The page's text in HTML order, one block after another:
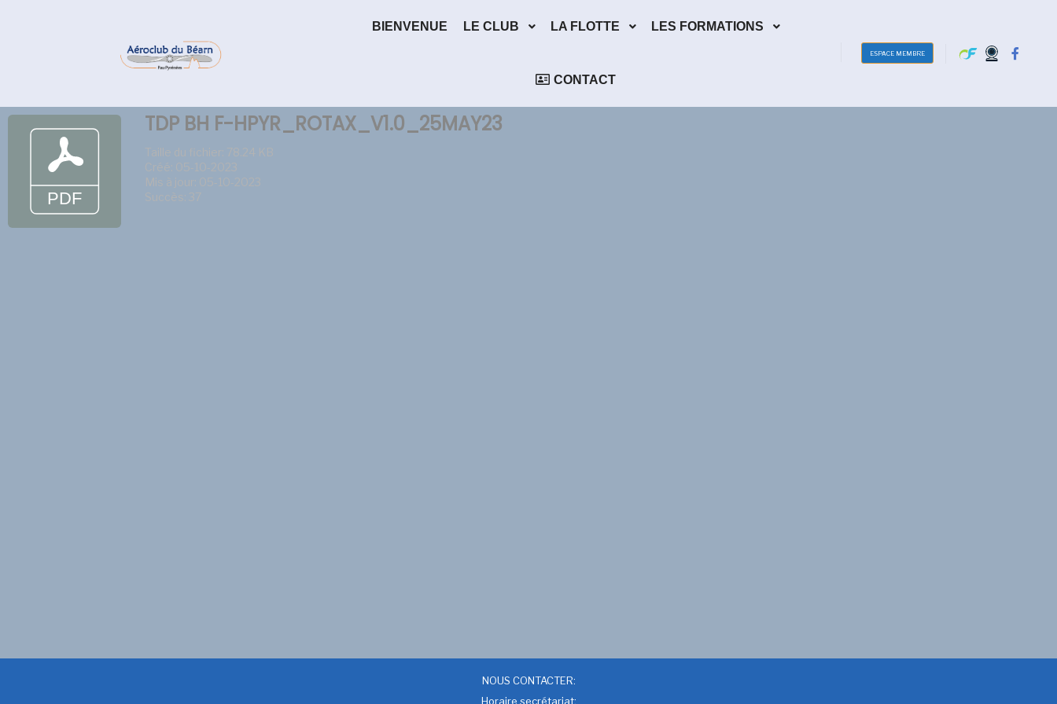
BIENVENUE LE CLUB LA FLOTTE LES FORMATIONS
CONTACT
ESPACE MEMBRE
TDP BH F-HPYR_ROTAX_V1.0_25MAY23
Taille du fichier: 78.24 KB
Créé: 05-10-2023
Mis à jour: 05-10-2023
Succès: 37
NOUS CONTACTER:
Horaire secrétariat: